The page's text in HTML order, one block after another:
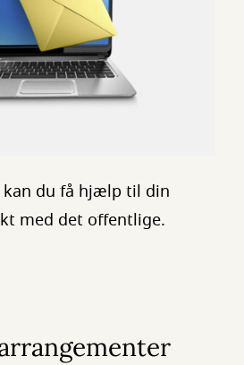
kan du få hjælp til din
med det offentlige.